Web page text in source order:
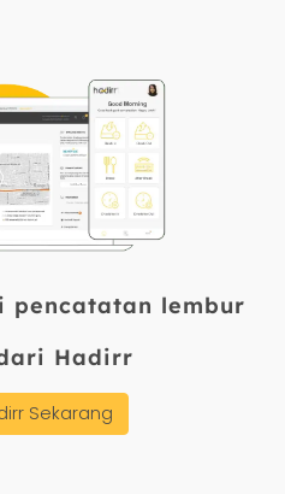
gratis di
kurang dari
pencatatan lembur
Hadirr
Sekarang